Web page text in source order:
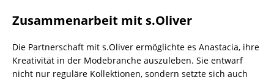
Zusammenarbeit mit s.Oliver
Die Partnerschaft mit s.Oliver ermöglichte es Anastacia, ihre
Kreativität in der Modebranche auszuleben. Sie entwarf
nicht nur reguläre Kollektionen, sondern setzte sich auch